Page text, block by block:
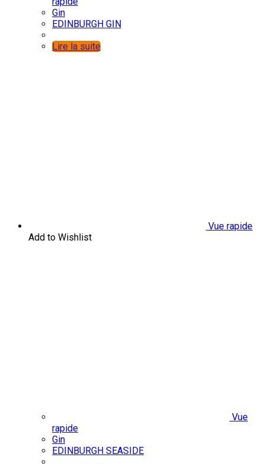
Gin
EDINBURGH GIN
Lire la suite
Vue rapide
Add to Wishlist
Vue
rapide
Gin
EDINBURGH SEASIDE